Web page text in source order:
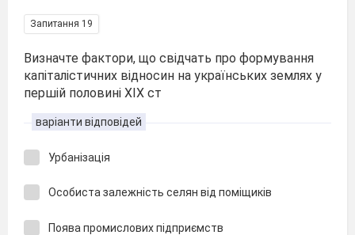
Запитання 19
Визначте фактори, що свідчать про формування
капіталістичних відносин на українських землях у
першій половині XIX ст
варіанти відповідей
Урбанізація
Особиста залежність селян від поміщиків
Поява промислових підприємств